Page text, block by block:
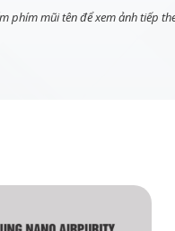
phím mũi tên để xem ảnh tiếp